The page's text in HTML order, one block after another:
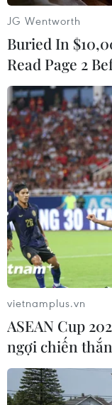
Chính phủ
thành phố
Bắc Ninh
Trung ương
Phê duyệt
năm 2050,
TIN LIÊN
JG Wentworth
Buried In
Read Page 2
vietnamplus.vn
ASEAN Cup
ngợi chiến